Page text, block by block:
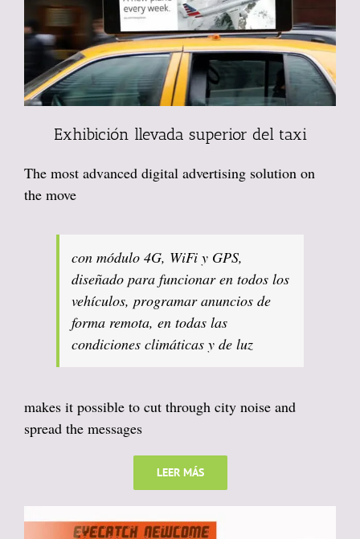
Exhibición llevada superior del taxi
The most advanced digital advertising solution on
the move
con módulo 4G, WiFi y GPS,
diseñado para funcionar en todos los
vehículos, programar anuncios de
forma remota, en todas las
condiciones climáticas y de luz
makes it possible to cut through city noise and
spread the messages
LEER MÁS